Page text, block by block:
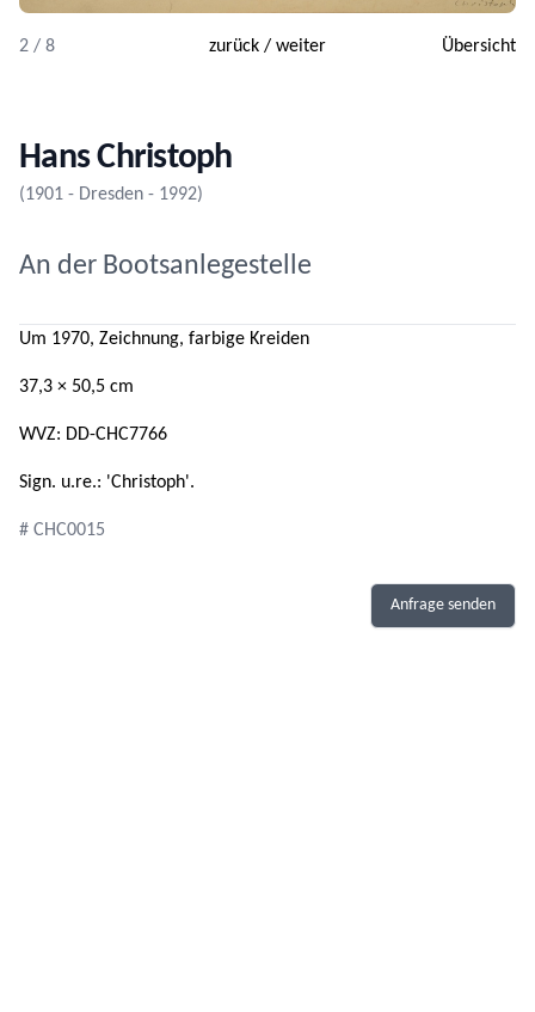
2 / 8 zurück/ weiter Übersicht
Hans Christoph
(1901 - Dresden - 1992)
An der Bootsanlegestelle
Um 1970, Zeichnung, farbige Kreiden
37,3 × 50,5 cm
WVZ: DD-CHC7766
Sign. u.re.: 'Christoph'.
# CHC0015
Anfrage senden